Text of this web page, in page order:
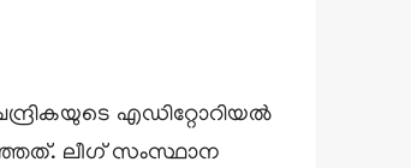
എഡിറ്റോറിയല്‍
ലീഗ് സംസ്ഥാന